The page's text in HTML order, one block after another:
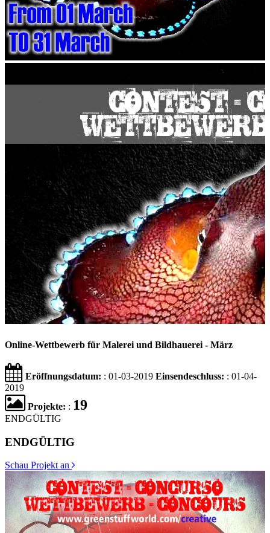
Online-Wettbewerb für Malerei und Bildhauerei - März
Eröffnungsdatum: : 01-03-2019 Einsendeschluss: : 01-04-
2019
Projekte: : 19
ENDGÜLTIG
ENDGÜLTIG
Schau Projekt an